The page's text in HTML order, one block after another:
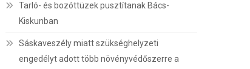
Tarló- és bozóttüzek pusztítanak Bács-
Kiskunban
Sáskaveszély miatt szükséghelyzeti
engedélyt adott több növényvédőszerre a